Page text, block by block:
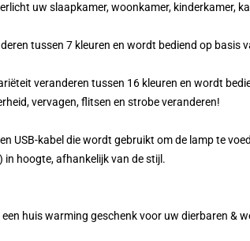
uw slaapkamer, woonkamer, kinderkamer,
tussen 7 kleuren en wordt bediend op basis
veranderen tussen 16 kleuren en wordt
vervagen, flitsen en strobe veranderen!
USB-kabel die wordt gebruikt om de lamp te
in hoogte, afhankelijk van de stijl.
huis warming geschenk voor uw dierbaren &